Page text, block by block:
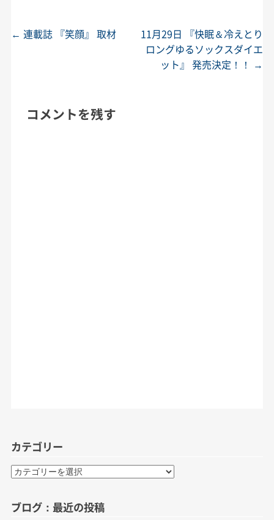
投稿ナビゲーション
← 連載誌 『笑顔』 取材
11月29日 『快眠＆冷えとり
ロングゆるソックスダイエ
ット』 発売決定！！ →
コメントを残す
カテゴリー
カ
テ
リ
ブログ：最近の投稿